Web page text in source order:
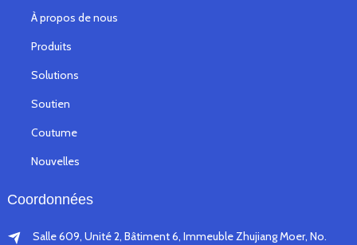
À propos de nous
Produits
Solutions
Soutien
Coutume
Nouvelles
Coordonnées
Salle 609, Unité 2, Bâtiment 6, Immeuble Zhujiang Moer, No.